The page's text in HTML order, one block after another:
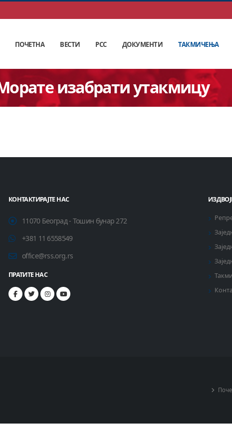
ПОЧЕТНА ВЕСТИ РСС ДОКУМЕНТИ ТАКМИЧЕЊА
изабрати утакмицу
КОНТАКТИРАЈТЕ НАС
11070 Београд - Тошин бунар 272
+381 11 6558549
office@rss.org.rs
ПРАТИТЕ НАС